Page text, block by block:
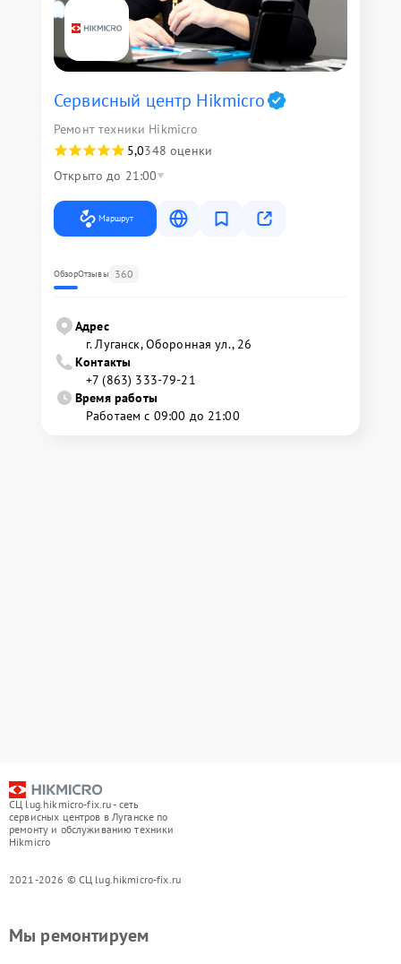
Сервисный центр Hikmicro
Ремонт техники Hikmicro
5,0348 оценки
Открыто до 21:00
Маршрут
ОбзорОтзывы 360
Адрес
г. Луганск, Оборонная ул., 26
Контакты
+7 (863) 333-79-21
Время работы
Работаем с 09:00 до 21:00
СЦ lug.hikmicro-fix.ru - сеть
сервисных центров в Луганске по
ремонту и обслуживанию техники
Hikmicro
2021-2026 © СЦ lug.hikmicro-fix.ru
Мы ремонтируем